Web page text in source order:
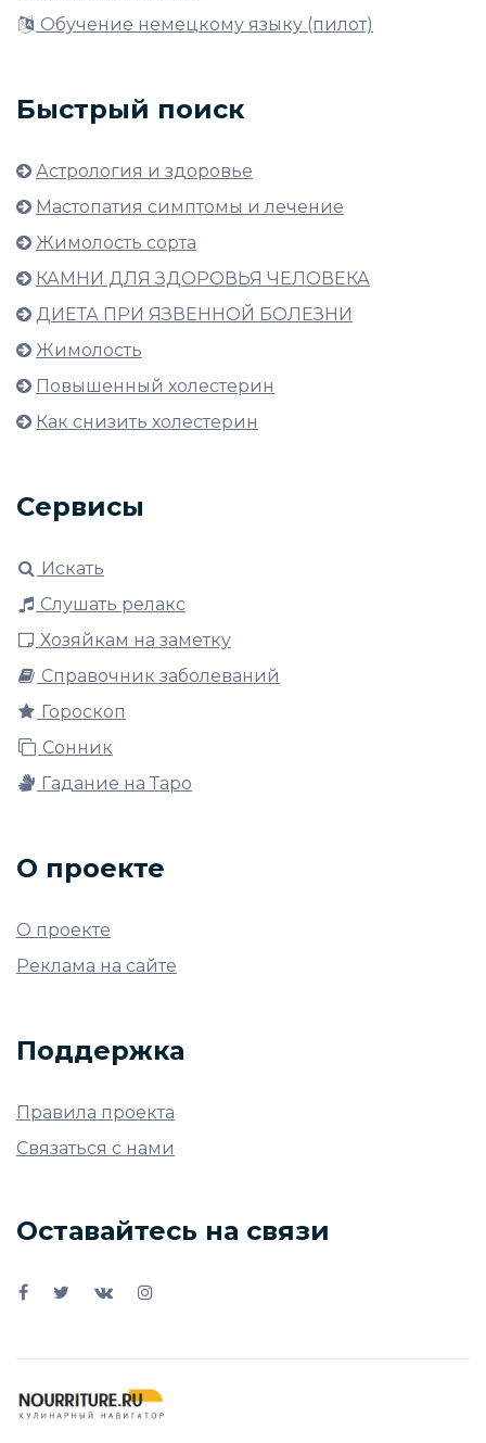
Обучение немецкому языку (пилот)
Быстрый поиск
Астрология и здоровье
Мастопатия симптомы и лечение
Жимолость сорта
КАМНИ ДЛЯ ЗДОРОВЬЯ ЧЕЛОВЕКА
ДИЕТА ПРИ ЯЗВЕННОЙ БОЛЕЗНИ
Жимолость
Повышенный холестерин
Как снизить холестерин
Сервисы
Искать
Слушать релакс
Хозяйкам на заметку
Справочник заболеваний
Гороскоп
Сонник
Гадание на Таро
О проекте
О проекте
Реклама на сайте
Поддержка
Правила проекта
Связаться с нами
Оставайтесь на связи